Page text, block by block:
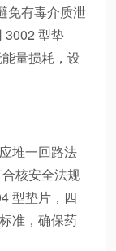
免有毒介质泄
3002 型垫
量损耗，设
堆一回路法
核安全法规
型垫片，四
准，确保药